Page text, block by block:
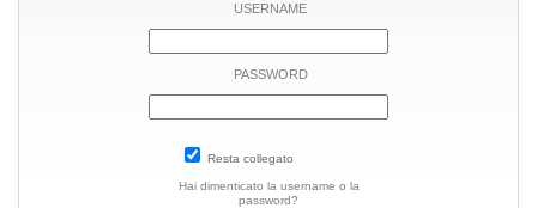
USERNAME
PASSWORD
Resta collegato
Hai dimenticato la username o la
password?